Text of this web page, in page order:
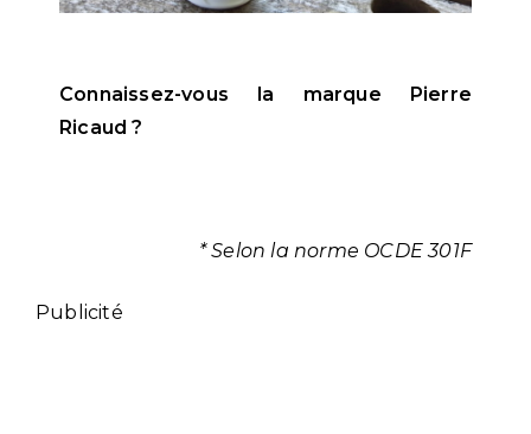
Connaissez-vous la marque Pierre
Ricaud ?
* Selon la norme OCDE 301F
Publicité